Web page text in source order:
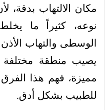
مكان الالتهاب بدقة،
نوعه، كثيراً ما
الوسطى والتهاب
يصيب منطقة
مميزة، فهم هذا
للطبيب بشكل أدق.